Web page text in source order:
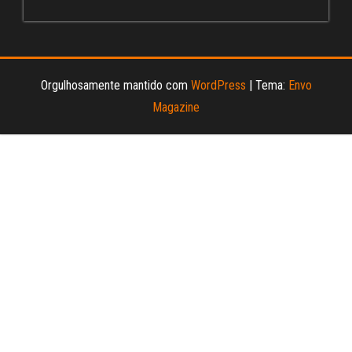
Orgulhosamente mantido com WordPress Tema: Envo
Magazine